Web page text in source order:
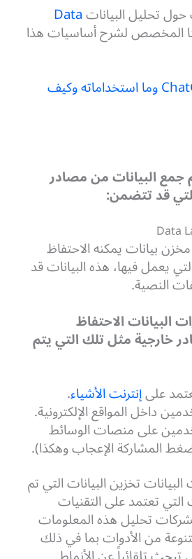
تحليل البياناتData
المخصص لشرح أساسيات هذا
ما هو ChatGPT وما استخداماته وكيف
البيانات من مصادر
قد تتضمن:
بيانات يمكنه الاحتفاظ
يعمل فيها، هذه البيانات قد
النصية.
البيانات الاحتفاظ
خارجية مثل تلك التي يتم
علىإنترنت الأشياء.
داخل المواقع الإلكترونية.
على منصات الوسائط
المشاركة الإعجاب وهكذا).
تخزين البيانات التي تم
تعتمد على التقنيات
تحليل هذه المعلومات
من الأدوات بما في ذلك